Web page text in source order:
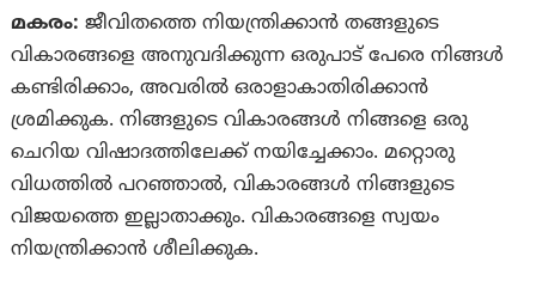
മകരം:ജീവിതത്തെ നിയന്ത്രിക്കാൻ തങ്ങളുടെ
വികാരങ്ങളെ അനുവദിക്കുന്ന ഒരുപാട് പേരെ നിങ്ങൾ
കണ്ടിരിക്കാം, അവരിൽ ഒരാളാകാതിരിക്കാൻ
ശ്രമിക്കുക. നിങ്ങളുടെ വികാരങ്ങൾ നിങ്ങളെ ഒരു
ചെറിയ വിഷാദത്തിലേക്ക് നയിച്ചേക്കാം. മറ്റൊരു
വിധത്തിൽ പറഞ്ഞാൽ, വികാരങ്ങൾ നിങ്ങളുടെ
വിജയത്തെ ഇല്ലാതാക്കും. വികാരങ്ങളെ സ്വയം
നിയന്ത്രിക്കാൻ ശീലിക്കുക.